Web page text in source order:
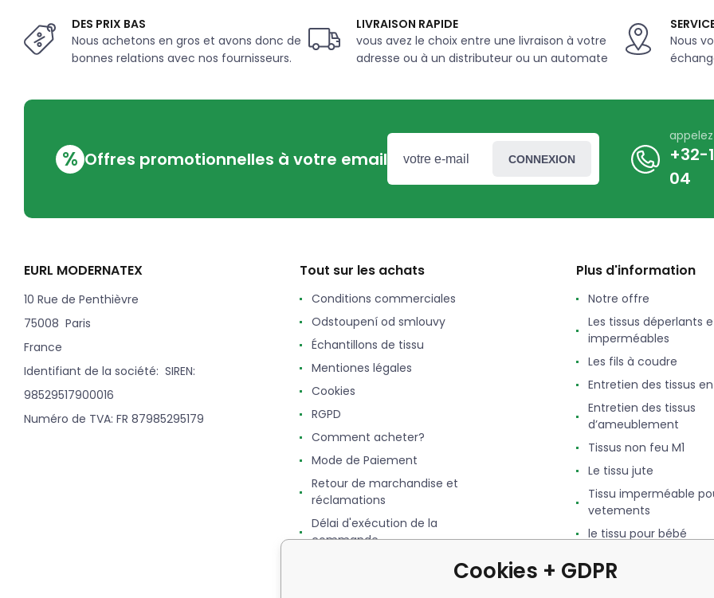
DES PRIX BAS
Nous achetons en gros et avons donc de
bonnes relations avec nos fournisseurs.
LIVRAISON RAPIDE
vous avez le choix entre une livraison à votre
adresse ou à un distributeur ou un automate
Nous
% Offres promotionnelles à votre email CONNEXION
+32-
04
EURL MODERNATEX
10 Rue de Penthièvre
75008 Paris
France
Identifiant de la société: SIREN:
98529517900016
Numéro de TVA: FR 87985295179
Tout sur les achats
Conditions commerciales
Odstoupení od smlouvy
Échantillons de tissu
Mentiones légales
Cookies
RGPD
Comment acheter?
Mode de Paiement
Retour de marchandise et
réclamations
Délai d'exécution de la
commande
Points, Bonus. Programme de
Plus d'information
Notre offre
Les tissus déperlants
imperméables
Les fils à coudre
Entretien des tissus
Entretien des tissus
d’ameublement
Tissus non feu M1
Le tissu jute
Tissu imperméable
vetements
le tissu pour bébé
Qu'est-ce que le Simili
Cookies + GDPR